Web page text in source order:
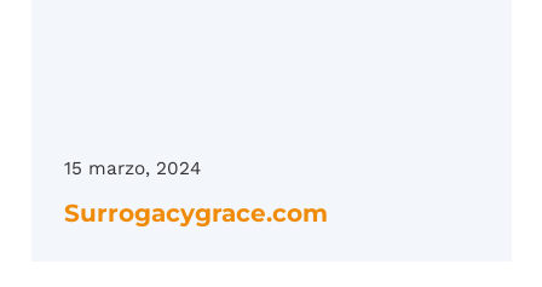
15 marzo, 2024
Surrogacygrace.com